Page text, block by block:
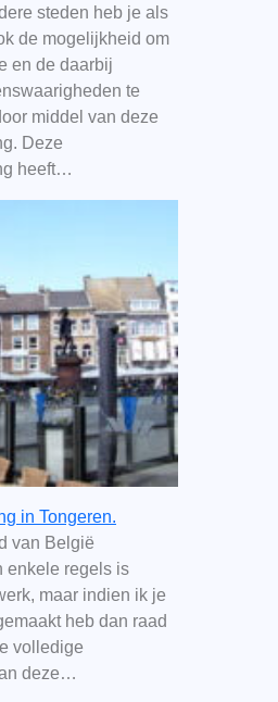
steden heb je als
de mogelijkheid om
en de daarbij
te
middel van deze
Deze
heeft…
in Tongeren.
van België
enkele regels is
maar indien ik je
heb dan raad
volledige
deze…